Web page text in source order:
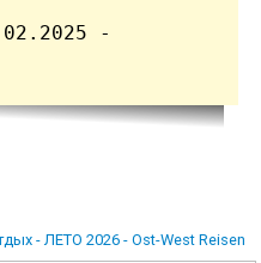
-